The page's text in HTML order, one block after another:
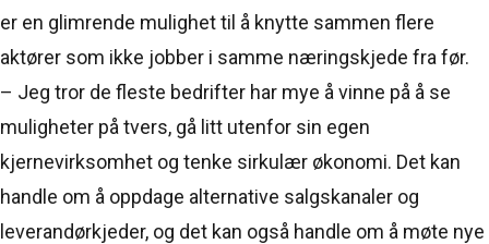
er en glimrende mulighet til å knytte sammen flere
aktører som ikke jobber i samme næringskjede fra før.
– Jeg tror de fleste bedrifter har mye å vinne på å se
muligheter på tvers, gå litt utenfor sin egen
kjernevirksomhet og tenke sirkulær økonomi. Det kan
handle om å oppdage alternative salgskanaler og
leverandørkjeder, og det kan også handle om å møte nye